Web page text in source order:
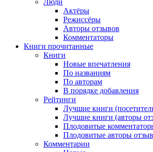
Актёры
Режиссёры
Авторы отзывов
Комментаторы
Книги прочитанные
Книги
Новые впечатления
По названиям
По авторам
В порядке добавления
Рейтинги
Лучшие книги
Лучшие книги (авторы
Плодовитые
Плодовитые авторы
Комментарии